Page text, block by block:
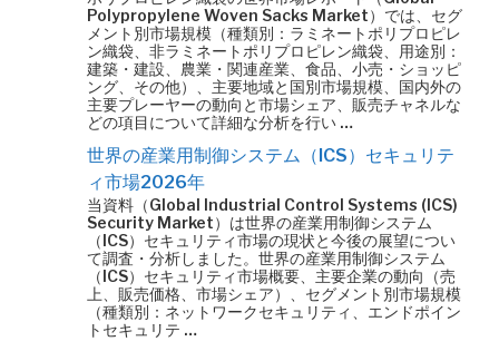
Polypropylene Woven Sacks Market）では、セグ
メント別市場規模（種類別：ラミネートポリプロピレ
ン織袋、非ラミネートポリプロピレン織袋、用途別：
建築・建設、農業・関連産業、食品、小売・ショッピ
ング、その他）、主要地域と国別市場規模、国内外の
主要プレーヤーの動向と市場シェア、販売チャネルな
どの項目について詳細な分析を行い …
世界の産業用制御システム（ICS）セキュリテ
ィ市場2026年
当資料（Global Industrial Control Systems (ICS)
Security Market）は世界の産業用制御システム
（ICS）セキュリティ市場の現状と今後の展望につい
て調査・分析しました。世界の産業用制御システム
（ICS）セキュリティ市場概要、主要企業の動向（売
上、販売価格、市場シェア）、セグメント別市場規模
（種類別：ネットワークセキュリティ、エンドポイン
トセキュリテ …